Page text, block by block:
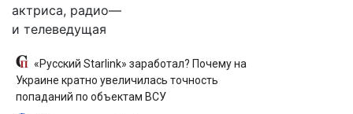
актриса, радио—
и телеведущая
«Русский Starlink» заработал? Почему на
Украине кратно увеличилась точность
попаданий по объектам ВСУ